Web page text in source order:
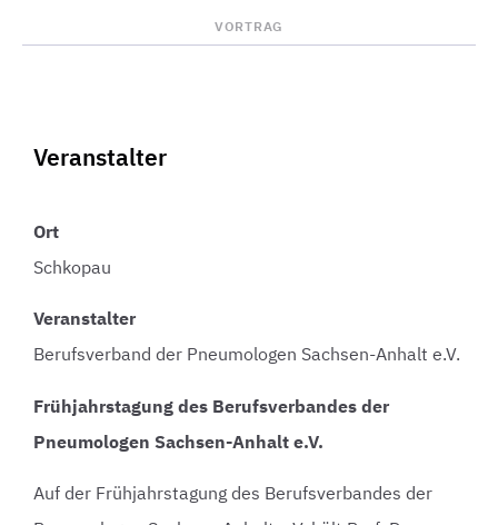
VORTRAG
Veranstalter
Ort
Schkopau
Veranstalter
Berufsverband der Pneumologen Sachsen-Anhalt e.V.
Frühjahrstagung des Berufsverbandes der
Pneumologen Sachsen-Anhalt e.V.
Auf der Frühjahrstagung des Berufsverbandes der